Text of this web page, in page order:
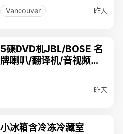
Vancouver 昨天
5碟DVD机JBL/BOSE 名
牌喇叭/翻译机/音视频线/
昨天
小冰箱含冷冻冷藏室